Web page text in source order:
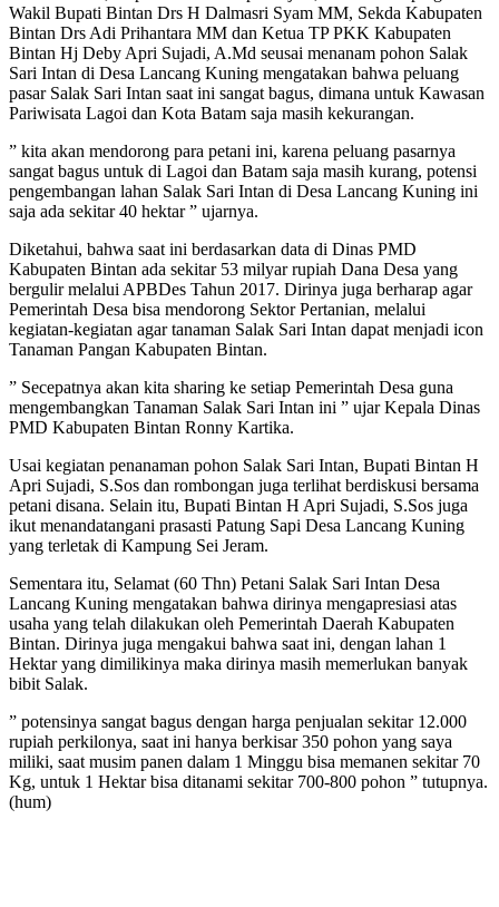
Wakil Bupati Bintan Drs H Dalmasri Syam MM, Sekda Kabupaten
Bintan Drs Adi Prihantara MM dan Ketua TP PKK Kabupaten
Bintan Hj Deby Apri Sujadi, A.Md seusai menanam pohon Salak
Sari Intan di Desa Lancang Kuning mengatakan bahwa peluang
pasar Salak Sari Intan saat ini sangat bagus, dimana untuk Kawasan
Pariwisata Lagoi dan Kota Batam saja masih kekurangan.
” kita akan mendorong para petani ini, karena peluang pasarnya
sangat bagus untuk di Lagoi dan Batam saja masih kurang, potensi
pengembangan lahan Salak Sari Intan di Desa Lancang Kuning ini
saja ada sekitar 40 hektar ” ujarnya.
Diketahui, bahwa saat ini berdasarkan data di Dinas PMD
Kabupaten Bintan ada sekitar 53 milyar rupiah Dana Desa yang
bergulir melalui APBDes Tahun 2017. Dirinya juga berharap agar
Pemerintah Desa bisa mendorong Sektor Pertanian, melalui
kegiatan-kegiatan agar tanaman Salak Sari Intan dapat menjadi icon
Tanaman Pangan Kabupaten Bintan.
” Secepatnya akan kita sharing ke setiap Pemerintah Desa guna
mengembangkan Tanaman Salak Sari Intan ini ” ujar Kepala Dinas
PMD Kabupaten Bintan Ronny Kartika.
Usai kegiatan penanaman pohon Salak Sari Intan, Bupati Bintan H
Apri Sujadi, S.Sos dan rombongan juga terlihat berdiskusi bersama
petani disana. Selain itu, Bupati Bintan H Apri Sujadi, S.Sos juga
ikut menandatangani prasasti Patung Sapi Desa Lancang Kuning
yang terletak di Kampung Sei Jeram.
Sementara itu, Selamat (60 Thn) Petani Salak Sari Intan Desa
Lancang Kuning mengatakan bahwa dirinya mengapresiasi atas
usaha yang telah dilakukan oleh Pemerintah Daerah Kabupaten
Bintan. Dirinya juga mengakui bahwa saat ini, dengan lahan 1
Hektar yang dimilikinya maka dirinya masih memerlukan banyak
bibit Salak.
” potensinya sangat bagus dengan harga penjualan sekitar 12.000
rupiah perkilonya, saat ini hanya berkisar 350 pohon yang saya
miliki, saat musim panen dalam 1 Minggu bisa memanen sekitar 70
Kg, untuk 1 Hektar bisa ditanami sekitar 700-800 pohon ” tutupnya.
(hum)